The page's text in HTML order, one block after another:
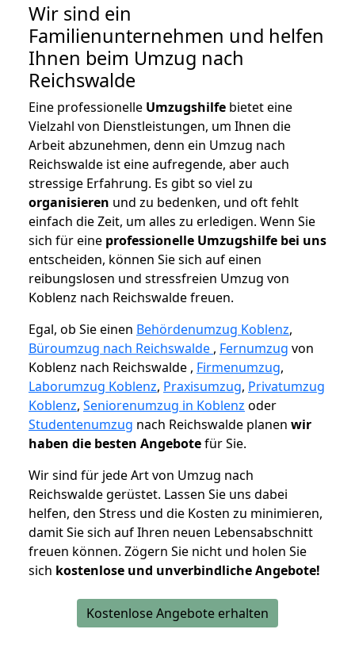
Wir sind ein
Familienunternehmen und helfen
Ihnen beim Umzug nach
Reichswalde
Eine professionelle Umzugshilfe bietet eine
Vielzahl von Dienstleistungen, um Ihnen die
Arbeit abzunehmen, denn ein Umzug nach
Reichswalde ist eine aufregende, aber auch
stressige Erfahrung. Es gibt so viel zu
organisieren und zu bedenken, und oft fehlt
einfach die Zeit, um alles zu erledigen. Wenn Sie
sich für eine professionelle Umzugshilfe bei uns
entscheiden, können Sie sich auf einen
reibungslosen und stressfreien Umzug von
Koblenz nach Reichswalde freuen.
Egal, ob Sie einen Behördenumzug Koblenz,
Büroumzug nach Reichswalde , Fernumzug von
Koblenz nach Reichswalde , Firmenumzug,
Laborumzug Koblenz, Praxisumzug, Privatumzug
Koblenz, Seniorenumzug in Koblenz oder
Studentenumzug nach Reichswalde planen wir
haben die besten Angebotefür Sie.
Wir sind für jede Art von Umzug nach
Reichswalde gerüstet. Lassen Sie uns dabei
helfen, den Stress und die Kosten zu minimieren,
damit Sie sich auf Ihren neuen Lebensabschnitt
freuen können. Zögern Sie nicht und holen Sie
sich kostenlose und unverbindliche Angebote!
Kostenlose Angebote erhalten